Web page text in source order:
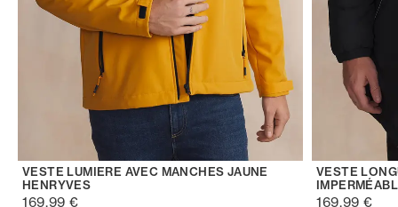
VESTE LUMIERE AVEC MANCHES JAUNE
HENRYVES
169,99 €
VESTE
169,99 €